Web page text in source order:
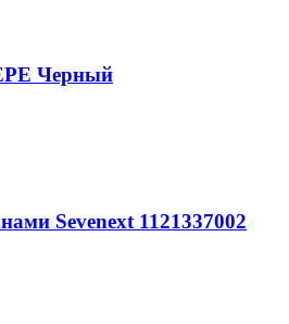
Черный
Sevenext 1121337002